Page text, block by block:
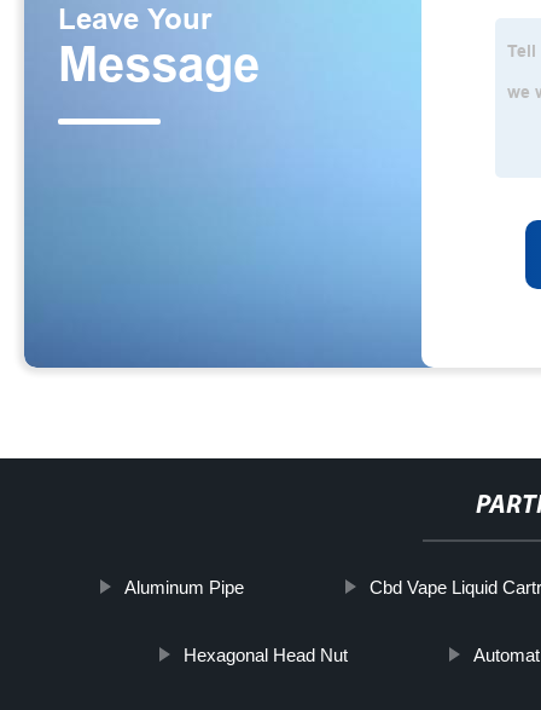
Aluminum Pipe Cbd Vape Liquid
Hexagonal Head Nut